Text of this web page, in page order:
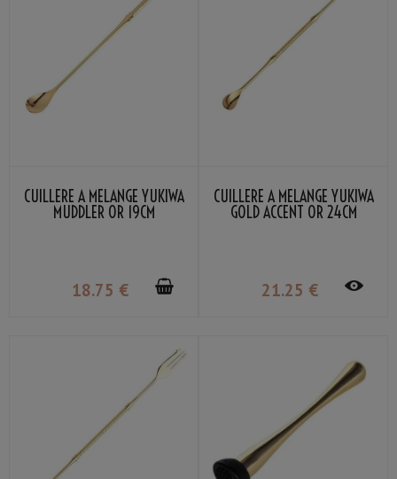
CUILLÈRE À MÉLANGE YUKIWA
MUDDLER OR 19CM
18.75 €
CUILLÈRE À MÉLANGE YUKIWA
GOLD ACCENT OR 24CM
21.25 €